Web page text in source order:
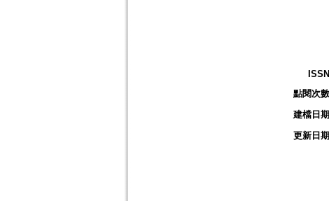
ISSN
點閱次數
建檔日期
更新日期